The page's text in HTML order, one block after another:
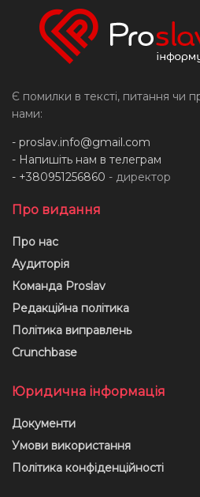
Є помилки в тексті, питання чи
нами:
- proslav.info@gmail.com
- Напишіть нам в телеграм
- +380951256860 - директор
Про видання
Про нас
Аудиторія
Команда Proslav
Редакційна політика
Політика виправлень
Crunchbase
Юридична інформація
Документи
Умови використання
Політика конфіденційності